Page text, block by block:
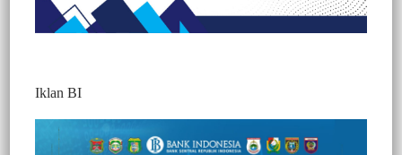
BERITA VIDEO : BKO PENGAMANAN
PILKADA DI TORAJA UTARA,
Iklan BI